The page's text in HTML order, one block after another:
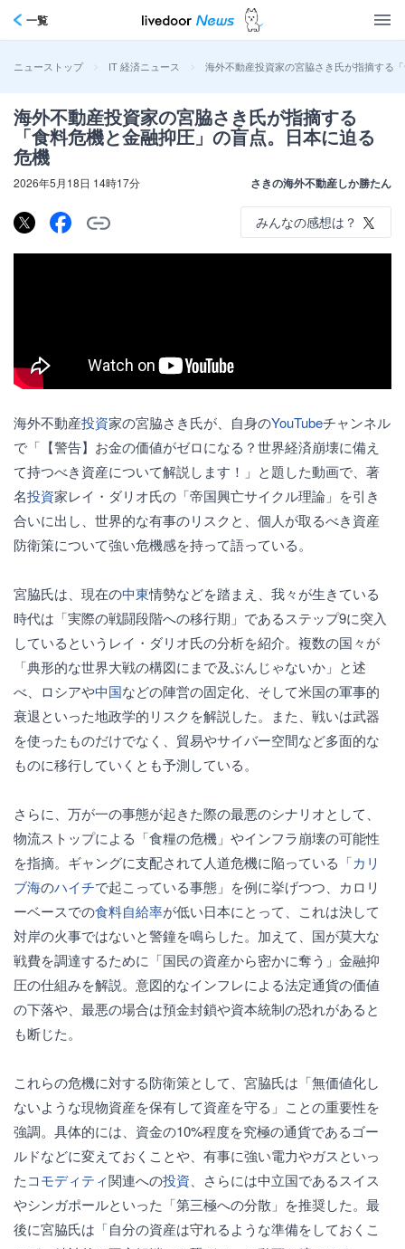
一覧
ニューストップ > IT 経済ニュース > 海外不動産投資家の宮脇さき氏が指摘する
海外不動産投資家の宮脇さき氏が指摘する
「食料危機と金融抑圧」の盲点。日本に迫る
危機
2026年5月18日 14時17分 さきの海外不動産しか勝たん
みんなの感想は？
海外不動産投資家の宮脇さき氏が、自身のYouTubeチャンネル
で「【警告】お金の価値がゼロになる？世界経済崩壊に備え
て持つべき資産について解説します！」と題した動画で、著
名投資家レイ・ダリオ氏の「帝国興亡サイクル理論」を引き
合いに出し、世界的な有事のリスクと、個人が取るべき資産
防衛策について強い危機感を持って語っている。
宮脇氏は、現在の中東情勢などを踏まえ、我々が生きている
時代は「実際の戦闘段階への移行期」であるステップ9に突入
しているというレイ・ダリオ氏の分析を紹介。複数の国々が
「典形的な世界大戦の構図にまで及ぶんじゃないか」と述
べ、ロシアや中国などの陣営の固定化、そして米国の軍事的
衰退といった地政学的リスクを解説した。また、戦いは武器
を使ったものだけでなく、貿易やサイバー空間など多面的な
ものに移行していくとも予測している。
さらに、万が一の事態が起きた際の最悪のシナリオとして、
物流ストップによる「食糧の危機」やインフラ崩壊の可能性
を指摘。ギャングに支配されて人道危機に陥っている「カリ
ブ海のハイチで起こっている事態」を例に挙げつつ、カロリ
ーベースでの食料自給率が低い日本にとって、これは決して
対岸の火事ではないと警鐘を鳴らした。加えて、国が莫大な
戦費を調達するために「国民の資産から密かに奪う」金融抑
圧の仕組みを解説。意図的なインフレによる法定通貨の価値
の下落や、最悪の場合は預金封鎖や資本統制の恐れがあると
も断じた。
これらの危機に対する防衛策として、宮脇氏は「無価値化し
ないような現物資産を保有して資産を守る」ことの重要性を
強調。具体的には、資金の10%程度を究極の通貨であるゴー
ルドなどに変えておくことや、有事に強い電力やガスといっ
たコモディティ関連への投資 、さらには中立国であるスイス
やシンガポールといった「第三極への分散」を推奨した。最
後に宮脇氏は「自分の資産は守れるような準備をしておくこ